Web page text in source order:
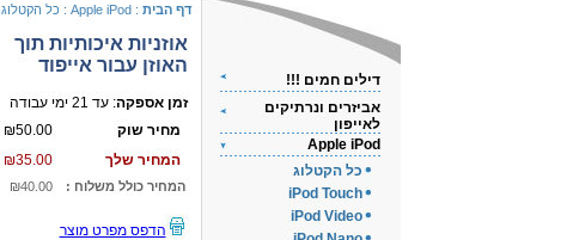
דף הבית :
Apple iPod
:כל הקטלוג
אוזניות איכותיות תוך
האוזן עבור אייפוד
זמן אספקה: עד 21 ימי עבודה
₪50.00
מחיר שוק
₪35.00
המחיר שלך
₪40.00 המחיר כולל משלוח :
הדפס מפרט מוצר
דילים חמים !!!
אביזרים ונרתיקים
לאייפון
Apple iPod
כל הקטלוג
iPod Touch
iPod Video